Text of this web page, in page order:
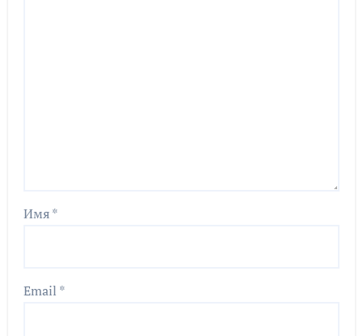
Имя*
Email *